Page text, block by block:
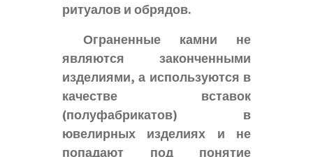
ритуалов и обрядов.
Ограненные камни не
являются законченными
изделиями, а используются в
качестве вставок
(полуфабрикатов) в
ювелирных изделиях и не
попадают под понятие